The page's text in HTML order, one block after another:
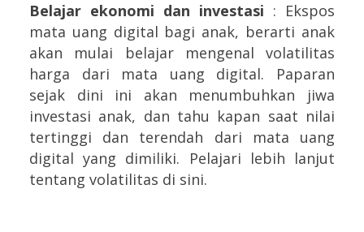
Belajar ekonomi dan investasi : Ekspos
mata uang digital bagi anak, berarti anak
akan mulai belajar mengenal volatilitas
harga dari mata uang digital. Paparan
sejak dini ini akan menumbuhkan jiwa
investasi anak, dan tahu kapan saat nilai
tertinggi dan terendah dari mata uang
digital yang dimiliki. Pelajari lebih lanjut
tentang volatilitas di sini.